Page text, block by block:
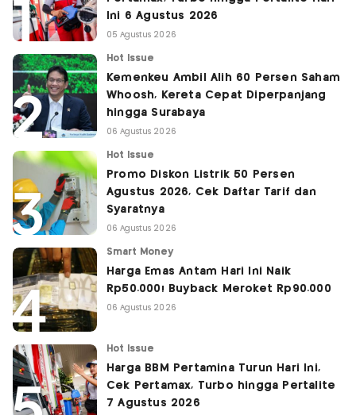
Ini 6 Agustus 2026
05 Agustus 2026
Hot Issue
Kemenkeu Ambil Alih 60 Persen Saham
Whoosh, Kereta Cepat Diperpanjang
hingga Surabaya
06 Agustus 2026
Hot Issue
Promo Diskon Listrik 50 Persen
Agustus 2026, Cek Daftar Tarif dan
Syaratnya
06 Agustus 2026
Smart Money
Harga Emas Antam Hari Ini Naik
Rp50.000! Buyback Meroket Rp90.000
06 Agustus 2026
Hot Issue
Harga BBM Pertamina Turun Hari Ini,
Cek Pertamax, Turbo hingga Pertalite
7 Agustus 2026